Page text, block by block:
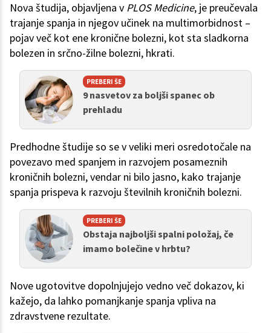
Nova študija, objavljena v PLOS Medicine, je preučevala
trajanje spanja in njegov učinek na multimorbidnost –
pojav več kot ene kronične bolezni, kot sta sladkorna
bolezen in srčno-žilne bolezni, hkrati.
PREBERI ŠE
9 nasvetov za boljši spanec ob
prehladu
Predhodne študije so se v veliki meri osredotočale na
povezavo med spanjem in razvojem posameznih
kroničnih bolezni, vendar ni bilo jasno, kako trajanje
spanja prispeva k razvoju številnih kroničnih bolezni.
PREBERI ŠE
Obstaja najboljši spalni položaj, če
imamo bolečine v hrbtu?
Nove ugotovitve dopolnjujejo vedno več dokazov, ki
kažejo, da lahko pomanjkanje spanja vpliva na
zdravstvene rezultate.